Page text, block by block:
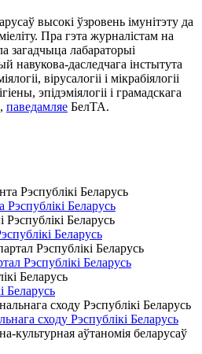
высокі ўзровень імунітэту да
Пра гэта журналістам на
загадчыца лабараторыі
навукова-даследчага інстытута
вірусалогіі і мікрабіялогіі
эпідэміялогіі і грамадскага
паведамляе БелТА.
Рэспублікі Беларусь
Беларусь
Рэспублікі Беларусь
Беларусь
сходу Рэспублікі Беларусь